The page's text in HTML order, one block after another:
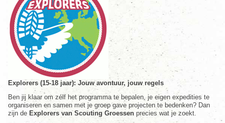
Explorers (15-18 jaar): Jouw avontuur, jouw regels
Ben jij klaar om zélf het programma te bepalen, je eigen expedities te
organiseren en samen met je groep gave projecten te bedenken? Dan
zijn de Explorers van Scouting Groessen precies wat je zoekt.